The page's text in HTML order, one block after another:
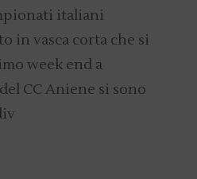
italiani
in vasca corta che si
week end a
CC Aniene si sono